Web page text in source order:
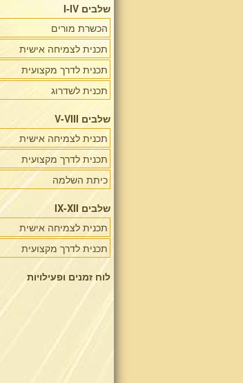
שלבים I-IV
הכשרת מורים
תכנית לצמיחה אישית
תכנית לדרך מקצועית
תכנית לשדרוג
שלבים V-VIII
תכנית לצמיחה אישית
תכנית לדרך מקצועית
כיתת השלמה
שלבים IX-XII
תכנית לצמיחה אישית
תכנית לדרך מקצועית
לוח זמנים ופעילויות